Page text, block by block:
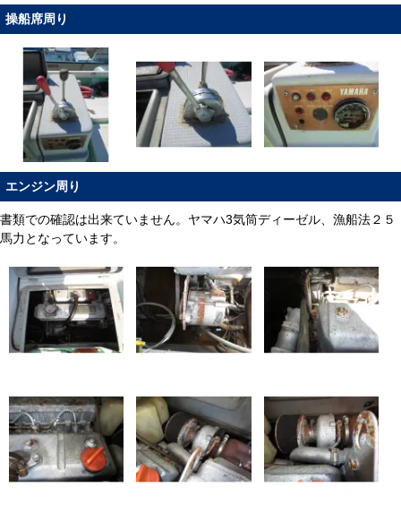
操船席周り
エンジン周り
書類での確認は出来ていません。ヤマハ3気筒ディーゼル、漁船法２５
馬力となっています。